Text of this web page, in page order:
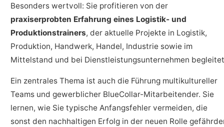
Besonders wertvoll: Sie profitieren von der
praxiserprobten Erfahrung eines Logistik- und
Produktionstrainers, der aktuelle Projekte in Logistik,
Produktion, Handwerk, Handel, Industrie sowie im
Mittelstand und bei Dienstleistungsunternehmen
Ein zentrales Thema ist auch die Führung multikultureller
Teams und gewerblicher BlueCollar-Mitarbeitender. Sie
lernen, wie Sie typische Anfangsfehler vermeiden, die
sonst den nachhaltigen Erfolg in der neuen Rolle